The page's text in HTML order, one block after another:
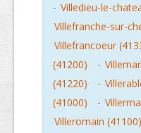
- Villedieu-le-
Villefranche-sur-
Villefrancoeur
(41200)
-
(41220)
-
(41000)
-
Villeromain (41100)